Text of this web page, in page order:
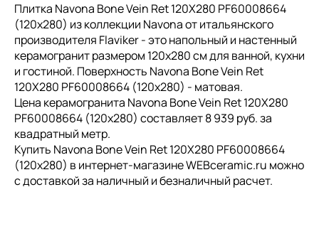
Плитка Navona Bone Vein Ret 120X280 PF60008664
(120x280) из коллекции Navona от итальянского
производителя Flaviker - это напольный и настенный
керамогранит размером 120x280 см для ванной, кухни
и гостиной. Поверхность Navona Bone Vein Ret
120X280 PF60008664 (120x280) - матовая.
Цена керамогранита Navona Bone Vein Ret 120X280
PF60008664 (120x280) составляет 8 939 руб. за
квадратный метр.
Купить Navona Bone Vein Ret 120X280 PF60008664
(120x280) в интернет-магазине WEBceramic.ru можно
с доставкой за наличный и безналичный расчет.